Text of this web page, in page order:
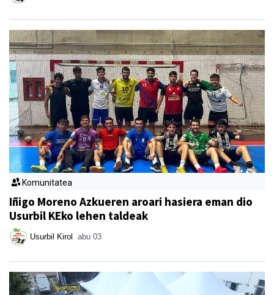
Komunitatea
Iñigo Moreno Azkueren aroari hasiera eman dio
Usurbil KEko lehen taldeak
Usurbil Kirol abu 03